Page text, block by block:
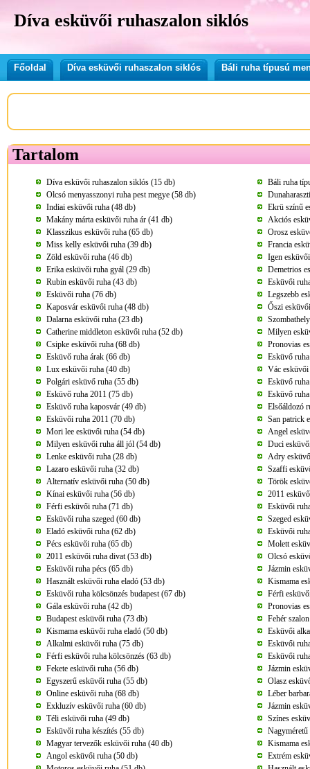
Díva esküvői ruhaszalon siklós
Főoldal Díva esküvői ruhaszalon siklós Báli ruha típusú
Tartalom
Díva esküvői ruhaszalon siklós (15 db)
Báli ruha
Olcsó menyasszonyi ruha pest megye (58 db)
Indiai esküvői ruha (48 db)
Ekrü színű
Makány márta esküvői ruha ár (41 db)
Akciós
Klasszikus esküvői ruha (65 db)
Orosz
Miss kelly esküvői ruha (39 db)
Francia
Zöld esküvői ruha (46 db)
Igen
Erika esküvői ruha gyál (29 db)
Demetrios
Rubin esküvői ruha (43 db)
Esküvői
Esküvői ruha (76 db)
Legszebb
Kaposvár esküvői ruha (48 db)
Őszi
Dalarna esküvői ruha (23 db)
Catherine middleton esküvői ruha (52 db)
Milyen
Csipke esküvői ruha (68 db)
Pronovias
Esküvő ruha árak (66 db)
Esküvő
Lux esküvői ruha (40 db)
Vác
Polgári esküvő ruha (55 db)
Esküvő
Esküvő ruha 2011 (75 db)
Esküvő
Esküvő ruha kaposvár (49 db)
Elsőáldozó
Esküvői ruha 2011 (70 db)
San patrick
Mori lee esküvői ruha (54 db)
Angel
Milyen esküvői ruha áll jól (54 db)
Duci
Lenke esküvői ruha (28 db)
Adry
Lazaro esküvői ruha (32 db)
Szaffi
Alternatív esküvői ruha (50 db)
Török
Kínai esküvői ruha (56 db)
2011
Férfi esküvői ruha (71 db)
Esküvői
Esküvői ruha szeged (60 db)
Szeged
Eladó esküvői ruha (62 db)
Esküvői
Pécs esküvői ruha (65 db)
Molett
2011 esküvői ruha divat (53 db)
Olcsó
Esküvői ruha pécs (65 db)
Jázmin
Használt esküvői ruha eladó (53 db)
Kismama
Esküvői ruha kölcsönzés budapest (67 db)
Férfi
Gála esküvői ruha (42 db)
Pronovias
Budapest esküvői ruha (73 db)
Fehér
Kismama esküvői ruha eladó (50 db)
Esküvői
Alkalmi esküvői ruha (75 db)
Esküvői
Férfi esküvői ruha kölcsönzés (63 db)
Esküvői
Fekete esküvői ruha (56 db)
Jázmin
Egyszerű esküvői ruha (55 db)
Olasz
Online esküvői ruha (68 db)
Léber
Exkluzív esküvői ruha (60 db)
Jázmin
Téli esküvői ruha (49 db)
Színes
Esküvői ruha készítés (55 db)
Magyar tervezők esküvői ruha (40 db)
Kismama
Angol esküvői ruha (50 db)
Extrém